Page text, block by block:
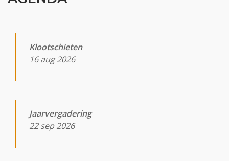
Klootschieten
16 aug 2026
Jaarvergadering
22 sep 2026